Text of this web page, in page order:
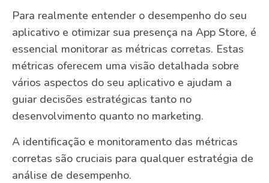
Para realmente entender o desempenho do seu
aplicativo e otimizar sua presença na App Store, é
essencial monitorar as métricas corretas. Estas
métricas oferecem uma visão detalhada sobre
vários aspectos do seu aplicativo e ajudam a
guiar decisões estratégicas tanto no
desenvolvimento quanto no marketing.
A identificação e monitoramento das métricas
corretas são cruciais para qualquer estratégia de
análise de desempenho.